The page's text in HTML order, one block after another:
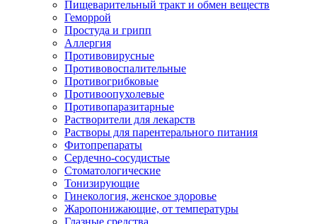
Пищеварительный тракт и обмен веществ
Геморрой
Простуда и грипп
Аллергия
Противовирусные
Противовоспалительные
Противогрибковые
Противоопухолевые
Противопаразитарные
Растворители для лекарств
Растворы для парентерального питания
Фитопрепараты
Сердечно-сосудистые
Стоматологические
Тонизирующие
Гинекология, женское здоровье
Жаропонижающие, от температуры
Глазные средства